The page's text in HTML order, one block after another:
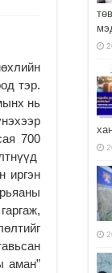
тэр.
нь
700
иргэн
аман”